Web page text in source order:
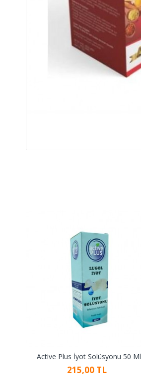
Active Plus İyot Solüsyonu 50 Ml
215,00 TL